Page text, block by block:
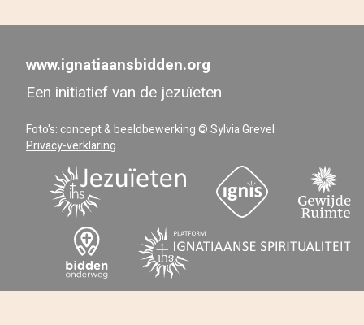
www.ignatiaansbidden.org
Een initiatief van de jezuïeten
Foto's: concept & beeldbewerking © Sylvia Grevel
Privacy-verklaring